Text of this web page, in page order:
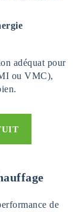
adéquat pour
ou VMC),
de